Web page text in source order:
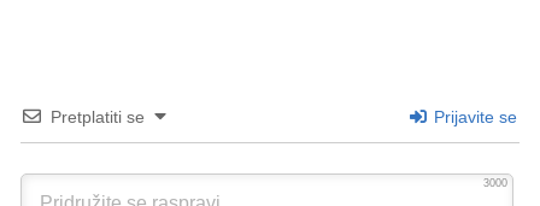
Pretplatiti se Prijavite se
3000